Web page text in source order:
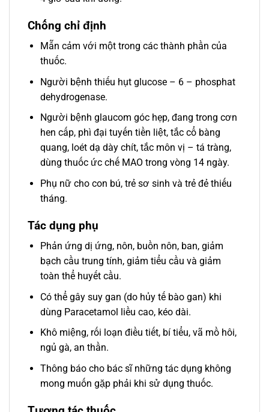
Chống chỉ định
Mẫn cảm với một trong các thành phần của
thuốc.
Người bệnh thiếu hụt glucose – 6 – phosphat
dehydrogenase.
Người bệnh glaucom góc hẹp, đang trong cơn
hen cấp, phì đại tuyến tiền liệt, tắc cổ bàng
quang, loét dạ dày chít, tắc môn vị – tá tràng,
dùng thuốc ức chế MAO trong vòng 14 ngày.
Phụ nữ cho con bú, trẻ sơ sinh và trẻ đẻ thiếu
tháng.
Tác dụng phụ
Phản ứng dị ứng, nôn, buồn nôn, ban, giảm
bạch cầu trung tính, giảm tiểu cầu và giảm
toàn thể huyết cầu.
Có thể gây suy gan (do hủy tế bào gan) khi
dùng Paracetamol liều cao, kéo dài.
Khô miệng, rối loạn điều tiết, bí tiểu, vã mồ hôi,
ngủ gà, an thần.
Thông báo cho bác sĩ những tác dụng không
mong muốn gặp phải khi sử dụng thuốc.